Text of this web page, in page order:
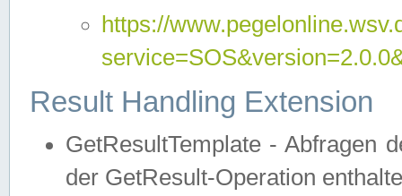
https://
Result Handling Extension
GetResultTemplate - Abfragen
der GetResult-Operation